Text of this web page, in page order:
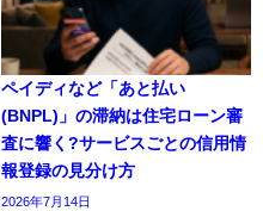
ペイディなど「あと払い
(BNPL)」の滞納は住宅ローン審
査に響く?サービスごとの信用情
報登録の見分け方
2026年7月14日